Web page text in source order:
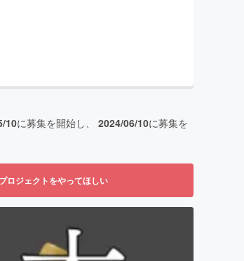
10に募集を開始し、 2024/06/10に募集を
ロジェクトをやってほしい